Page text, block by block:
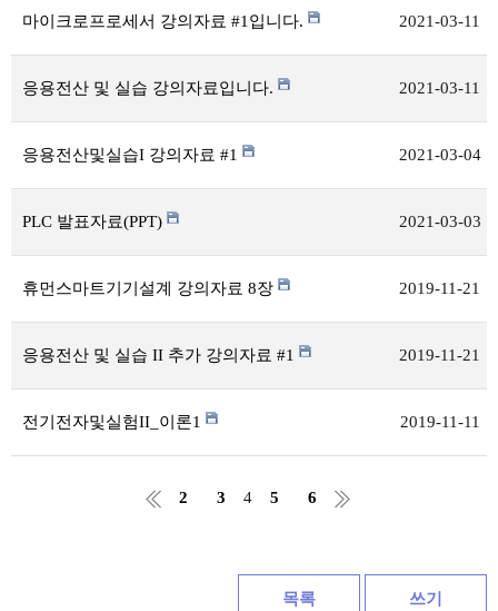
마이크로프로세서 강의자료 #1입니다. 2021-03-11
응용전산 및 실습 강의자료입니다. 2021-03-11
응용전산및실습I 강의자료 #1 2021-03-04
PLC 발표자료(PPT) 2021-03-03
휴먼스마트기기설계 강의자료 8장 2019-11-21
응용전산 및 실습 II 추가 강의자료 #1 2019-11-21
전기전자및실험II_이론1 2019-11-11
2 3 4 5 6
목록 쓰기